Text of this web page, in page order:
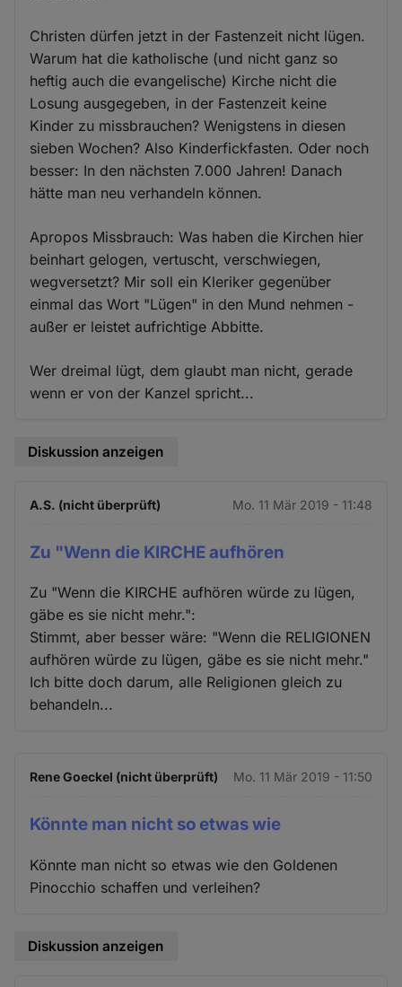
Christen dürfen jetzt in der Fastenzeit nicht lügen.
Warum hat die katholische (und nicht ganz so
heftig auch die evangelische) Kirche nicht die
Losung ausgegeben, in der Fastenzeit keine
Kinder zu missbrauchen? Wenigstens in diesen
sieben Wochen? Also Kinderfickfasten. Oder noch
besser: In den nächsten 7.000 Jahren! Danach
hätte man neu verhandeln können.
Apropos Missbrauch: Was haben die Kirchen hier
beinhart gelogen, vertuscht, verschwiegen,
wegversetzt? Mir soll ein Kleriker gegenüber
einmal das Wort "Lügen" in den Mund nehmen -
außer er leistet aufrichtige Abbitte.
Wer dreimal lügt, dem glaubt man nicht, gerade
wenn er von der Kanzel spricht...
Diskussion anzeigen
A.S. (nicht überprüft) Mo. 11 Mär 2019 - 11:48
Zu "Wenn die KIRCHE aufhören
Zu "Wenn die KIRCHE aufhören würde zu lügen,
gäbe es sie nicht mehr.":
Stimmt, aber besser wäre: "Wenn die RELIGIONEN
aufhören würde zu lügen, gäbe es sie nicht mehr."
Ich bitte doch darum, alle Religionen gleich zu
behandeln...
Rene Goeckel (nicht überprüft) Mo. 11 Mär 2019 - 11:50
Könnte man nicht so etwas wie
Könnte man nicht so etwas wie den Goldenen
Pinocchio schaffen und verleihen?
Diskussion anzeigen